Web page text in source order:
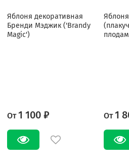
Яблоня декоративная
Бренди Мэджик ('Brandy
Magic')
От 1 100 ₽ От 1